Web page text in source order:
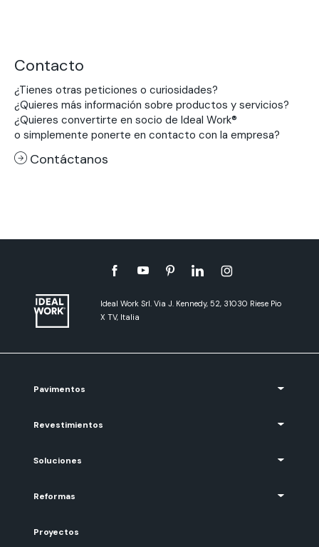
Contacto
¿Tienes otras peticiones o curiosidades?
¿Quieres más información sobre productos y servicios?
¿Quieres convertirte en socio de Ideal Work®
o simplemente ponerte en contacto con la empresa?
Contáctanos
Ideal Work Srl. Via J. Kennedy, 52, 31030 Riese Pio
X TV, Italia
Pavimentos
Revestimientos
Soluciones
Reformas
Proyectos